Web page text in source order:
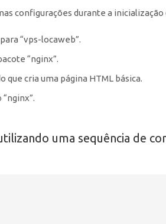
configurações durante a inicialização
“vps-locaweb”.
“nginx”.
que cria uma página HTML básica.
uma sequência de